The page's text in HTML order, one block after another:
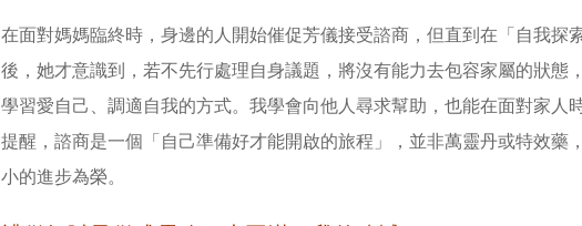
在面對媽媽臨終時，身邊的人開始催促芳儀接受諮商，但直到在「自我探
後，她才意識到，若不先行處理自身議題，將沒有能力去包容家屬的狀態
學習愛自己、調適自我的方式。我學會向他人尋求幫助，也能在面對家人
提醒，諮商是一個「自己準備好才能開啟的旅程」，並非萬靈丹或特效藥
小的進步為榮。